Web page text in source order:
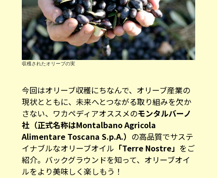
収穫されたオリーブの実
今回はオリーブ収穫にちなんで、オリーブ産業の
現状とともに、未来へとつながる取り組みを欠か
さない、ワカペディアオススメのモンタルバーノ
社（正式名称はMontalbano Agricola
Alimentare Toscana S.p.A.） の高品質でサステ
イナブルなオリーブオイル 「Terre Nostre」 をご
紹介。バックグラウンドを知って、オリーブオイ
ルをより美味しく楽しもう！